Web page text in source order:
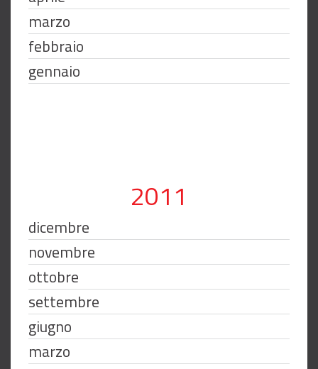
marzo
febbraio
gennaio
2011
dicembre
novembre
ottobre
settembre
giugno
marzo